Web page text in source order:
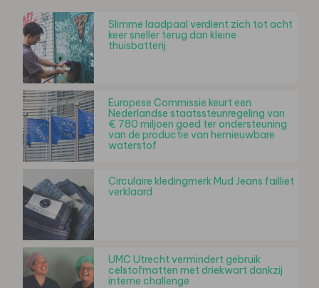
Slimme laadpaal verdient zich tot acht
keer sneller terug dan kleine
thuisbatterij
Europese Commissie keurt een
Nederlandse staatssteunregeling van
€ 780 miljoen goed ter ondersteuning
van de productie van hernieuwbare
waterstof
Circulaire kledingmerk Mud Jeans failliet
verklaard
UMC Utrecht vermindert gebruik
celstofmatten met driekwart dankzij
interne challenge